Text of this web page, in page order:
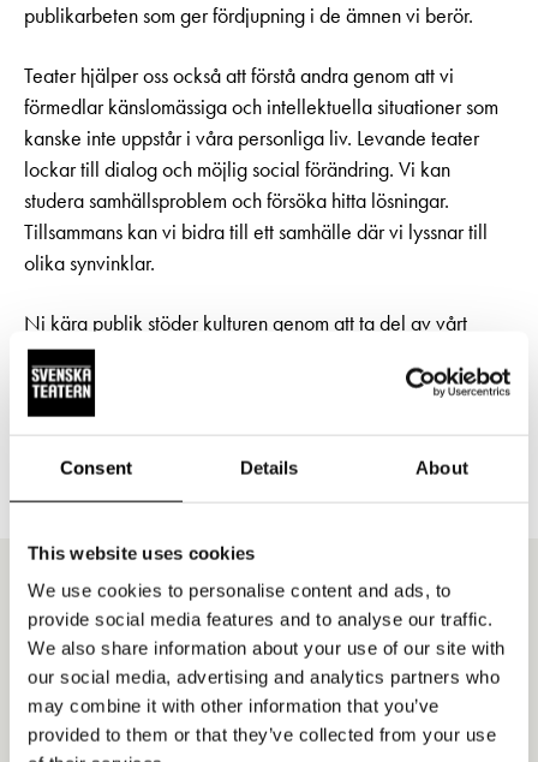
Consent Details About
This website uses cookies
We use cookies to personalise content and ads, to
provide social media features and to analyse our traffic.
We also share information about your use of our site with
our social media, advertising and analytics partners who
may combine it with other information that you’ve
provided to them or that they’ve collected from your use
publikarbeten som ger fördjupning i de ämnen vi berör.
Teater hjälper oss också att förstå andra genom att vi
förmedlar känslomässiga och intellektuella situationer som
kanske inte uppstår i våra personliga liv. Levande teater
lockar till dialog och möjlig social förändring. Vi kan
studera samhällsproblem och försöka hitta lösningar.
Tillsammans kan vi bidra till ett samhälle där vi lyssnar till
olika synvinklar.
Ni kära publik stöder kulturen genom att ta del av vårt
breda utbud. Välkommen att uppleva teatern tillsammans
med oss!
Teaterchef Joachim Thibblin
Pris och stipendier
Stipendie- och fördelningsnämnden vid Svenska Teatern
delar varje år ut olika pris och stipendier för att främja den
svenskspråkiga scenkonsten i Finland. För att nominera